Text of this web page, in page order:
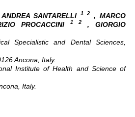
SANTARELLI1 2
, MARCO
PROCACCINI 1 2
, GIORGIO
Specialistic and Dental Sciences,
Ancona, Italy.
Institute of Health and Science of
Italy.